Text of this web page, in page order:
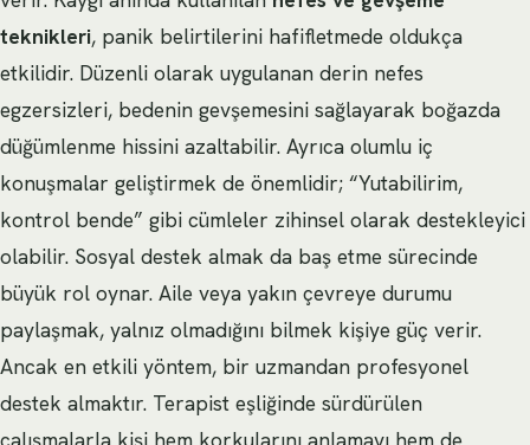
teknikleri, panik belirtilerini hafifletmede oldukça
etkilidir. Düzenli olarak uygulanan derin nefes
egzersizleri, bedenin gevşemesini sağlayarak boğazda
düğümlenme hissini azaltabilir. Ayrıca olumlu iç
konuşmalar geliştirmek de önemlidir; “Yutabilirim,
kontrol bende” gibi cümleler zihinsel olarak destekleyici
olabilir. Sosyal destek almak da baş etme sürecinde
büyük rol oynar. Aile veya yakın çevreye durumu
paylaşmak, yalnız olmadığını bilmek kişiye güç verir.
Ancak en etkili yöntem, bir uzmandan profesyonel
destek almaktır. Terapist eşliğinde sürdürülen